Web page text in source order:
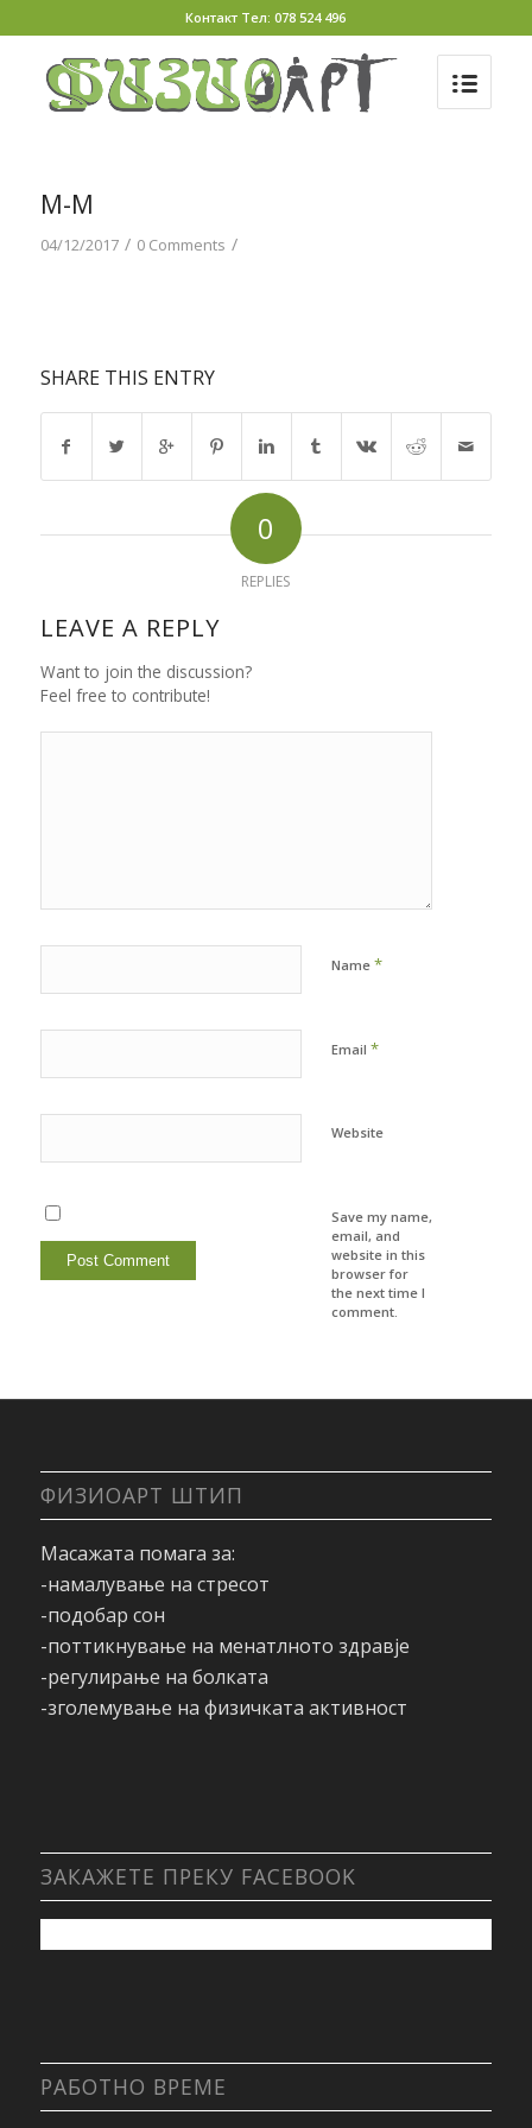
Контакт Тел: 078 524 496
М-М
04/12/2017 / 0 Comments /
SHARE THIS ENTRY
0
REPLIES
LEAVE A REPLY
Want to join the discussion?
Feel free to contribute!
Name *
Email *
Website
Save my name,
email, and
website in this
browser for
the next time I
comment.
ФИЗИОАРТ ШТИП
Масажата помага за:
-намалување на стресот
-подобар сон
-поттикнување на менатлното здравје
-регулирање на болката
-зголемување на физичката активност
ЗАКАЖЕТЕ ПРЕКУ FACEBOOK
РАБОТНО ВРЕМЕ